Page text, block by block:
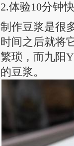
2.体验10分钟
制作豆浆是很
时间之后就将
繁琐，而九阳
的豆浆。